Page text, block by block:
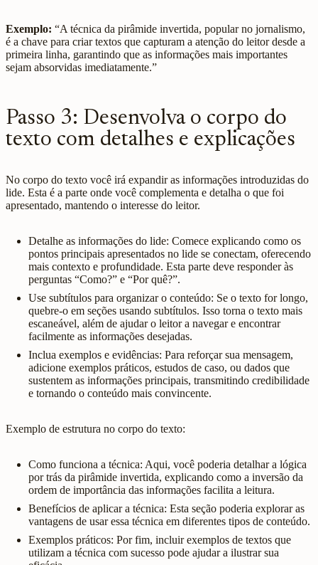
Exemplo: “A técnica da pirâmide invertida, popular no jornalismo,
é a chave para criar textos que capturam a atenção do leitor desde a
primeira linha, garantindo que as informações mais importantes
sejam absorvidas imediatamente.”
Passo 3: Desenvolva o corpo do
texto com detalhes e explicações
No corpo do texto você irá expandir as informações introduzidas do
lide. Esta é a parte onde você complementa e detalha o que foi
apresentado, mantendo o interesse do leitor.
Detalhe as informações do lide: Comece explicando como os
pontos principais apresentados no lide se conectam, oferecendo
mais contexto e profundidade. Esta parte deve responder às
perguntas “Como?” e “Por quê?”.
Use subtítulos para organizar o conteúdo: Se o texto for longo,
quebre-o em seções usando subtítulos. Isso torna o texto mais
escaneável, além de ajudar o leitor a navegar e encontrar
facilmente as informações desejadas.
Inclua exemplos e evidências: Para reforçar sua mensagem,
adicione exemplos práticos, estudos de caso, ou dados que
sustentem as informações principais, transmitindo credibilidade
e tornando o conteúdo mais convincente.
Exemplo de estrutura no corpo do texto:
Como funciona a técnica: Aqui, você poderia detalhar a lógica
por trás da pirâmide invertida, explicando como a inversão da
ordem de importância das informações facilita a leitura.
Benefícios de aplicar a técnica: Esta seção poderia explorar as
vantagens de usar essa técnica em diferentes tipos de conteúdo.
Exemplos práticos: Por fim, incluir exemplos de textos que
utilizam a técnica com sucesso pode ajudar a ilustrar sua